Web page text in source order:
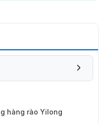
hàng rào Yilong